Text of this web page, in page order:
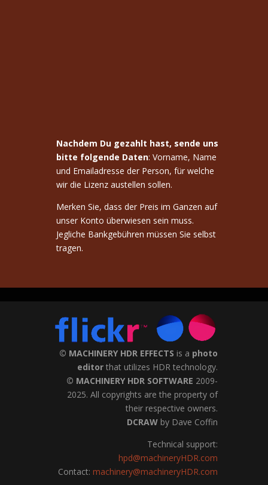
Nachdem Du gezahlt hast, sende uns
bitte folgende Daten: Vorname, Name
und Emailadresse der Person, für welche
wir die Lizenz austellen sollen.
Merken Sie, dass der Preis im Ganzen auf
unser Konto überwiesen sein muss.
Jegliche Bankgebühren müssen Sie selbst
tragen.
© MACHINERY HDR EFFECTS is a photo
editor that utilizes HDR technology.
© MACHINERY HDR SOFTWARE 2009-
2025. All copyrights are the property of
their respective owners.
DCRAW by Dave Coffin
Technical support:
hpd@machineryHDR.com
Contact: machinery@machineryHDR.com